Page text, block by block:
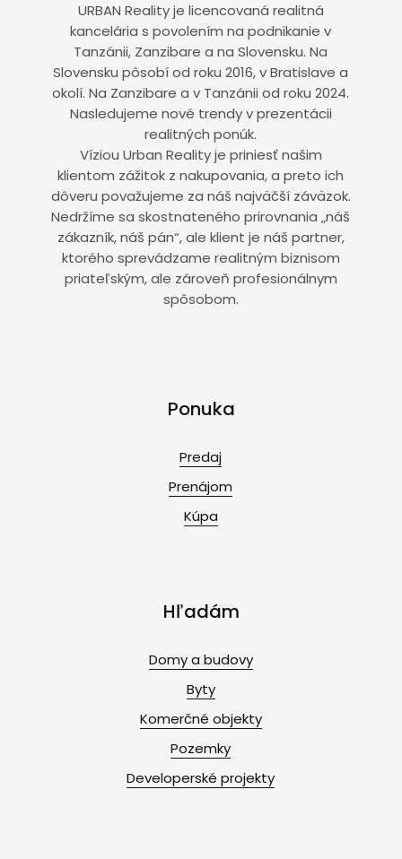
URBAN Reality je licencovaná realitná
kancelária s povolením na podnikanie v
Tanzánii, Zanzibare a na Slovensku. Na
Slovensku pôsobí od roku 2016, v Bratislave a
okolí. Na Zanzibare a v Tanzánii od roku 2024.
Nasledujeme nové trendy v prezentácii
realitných ponúk.
Víziou Urban Reality je priniesť našim
klientom zážitok z nakupovania, a preto ich
dôveru považujeme za náš najväčší záväzok.
Nedržíme sa skostnateného prirovnania „náš
zákazník, náš pán“, ale klient je náš partner,
ktorého sprevádzame realitným biznisom
priateľským, ale zároveň profesionálnym
spôsobom.
Ponuka
Predaj
Prenájom
Kúpa
Hľadám
Domy a budovy
Byty
Komerčné objekty
Pozemky
Developerské projekty